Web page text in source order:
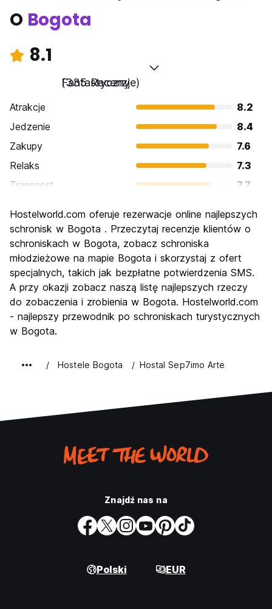
O Bogota
8.1
Fantastyczny
(335 Recenzje)
Atrakcje
8.2
Jedzenie
8.4
Zakupy
7.6
Relaks
7.3
Transport
7.7
Kultura
8.8
Imprezy
Najlepsza wartość
8.2
Hostelworld.com oferuje rezerwacje online najlepszych
schronisk w Bogota . Przeczytaj recenzje klientów o
schroniskach w Bogota, zobacz schroniska
młodzieżowe na mapie Bogota i skorzystaj z ofert
specjalnych, takich jak bezpłatne potwierdzenia SMS.
A przy okazji zobacz naszą listę najlepszych rzeczy
do zobaczenia i zrobienia w Bogota. Hostelworld.com
- najlepszy przewodnik po schroniskach turystycznych
w Bogota.
Hostele Bogota Hostal Sep7imo Arte
Znajdź nas na
Polski EUR